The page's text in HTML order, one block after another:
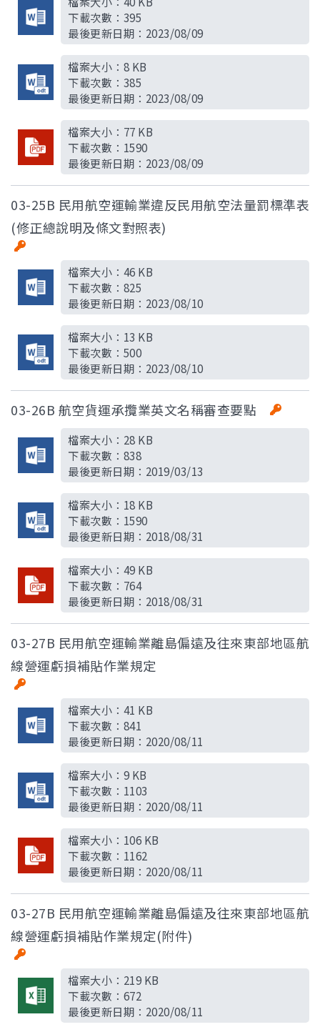
下載次數： 395
最後更新日期： 2023/08/09
檔案大小： 8 KB
下載次數： 385
最後更新日期： 2023/08/09
檔案大小： 77 KB
下載次數： 1590
最後更新日期： 2023/08/09
03-25B 民用航空運輸業違反民用航空法量罰標準表
(修正總說明及條文對照表)
檔案大小： 46 KB
下載次數： 825
最後更新日期： 2023/08/10
檔案大小： 13 KB
下載次數： 500
最後更新日期： 2023/08/10
03-26B 航空貨運承攬業英文名稱審查要點
檔案大小： 28 KB
下載次數： 838
最後更新日期： 2019/03/13
檔案大小： 18 KB
下載次數： 1590
最後更新日期： 2018/08/31
檔案大小： 49 KB
下載次數： 764
最後更新日期： 2018/08/31
03-27B 民用航空運輸業離島偏遠及往來東部地區航
線營運虧損補貼作業規定
檔案大小： 41 KB
下載次數： 841
最後更新日期： 2020/08/11
檔案大小： 9 KB
下載次數： 1103
最後更新日期： 2020/08/11
檔案大小： 106 KB
下載次數： 1162
最後更新日期： 2020/08/11
03-27B 民用航空運輸業離島偏遠及往來東部地區航
線營運虧損補貼作業規定(附件)
檔案大小： 219 KB
下載次數： 672
最後更新日期： 2020/08/11